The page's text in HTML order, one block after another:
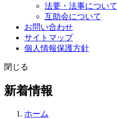
法要・法事について
互助会について
お問い合わせ
サイトマップ
個人情報保護方針
閉じる
新着情報
ホーム